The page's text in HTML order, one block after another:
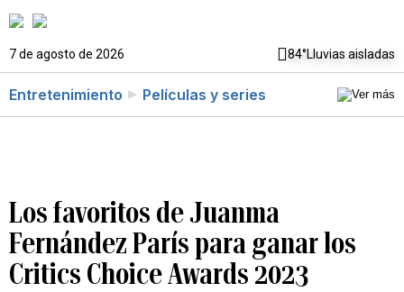
7 de agosto de 2026 84°Lluvias aisladas
Entretenimiento Películas y series
Los favoritos de Juanma
Fernández París para ganar los
Critics Choice Awards 2023